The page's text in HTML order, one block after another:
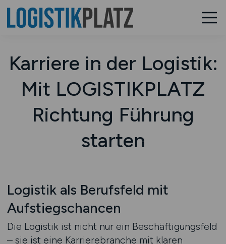
Karriere in der Logistik:
Mit LOGISTIKPLATZ
Richtung Führung
starten
Logistik als Berufsfeld mit
Aufstiegschancen
Die Logistik ist nicht nur ein Beschäftigungsfeld
– sie ist eine Karrierebranche mit klaren